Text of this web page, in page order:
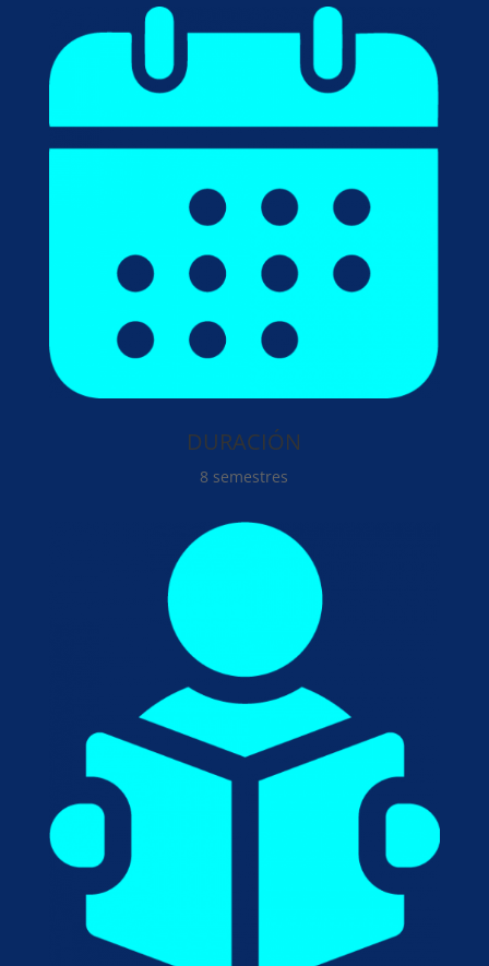
DURACIÓN
8 semestres